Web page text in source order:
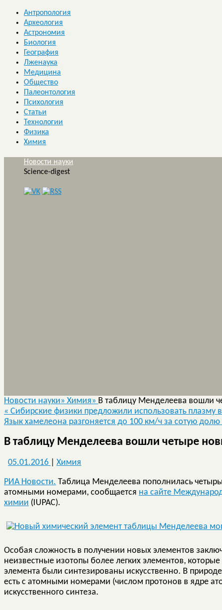
Антропология
Археология
Астрономия
Биология
География
Лженаука
Медицина
Общество
Палеонтология
Психология
Статьи
Технологии
Физика
Химия
Новости науки
Science-digest
Новости науки» Химия» В таблицу Менделеева вошли
« Сибирские физики предложили использовать плазму
Язык хамелеона разгоняется до 100 км/ч за сотую
В таблицу Менделеева вошли четыре
05.01.2016 Химия
РИА Новости. Таблица Менделеева пополнилась
атомными номерами, сообщается на сайте
химии (IUPAC).
Особая сложность в получении новых элементов
неизвестные изотопы более легких элементов,
элемента были синтезированы искусственно. В
есть с атомными номерами (числом протонов в ядре
искусственного синтеза.